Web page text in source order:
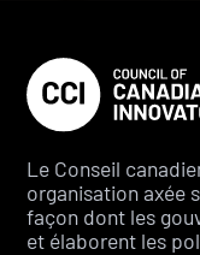
Le Conseil
organisation axée
façon dont les
et élaborent les